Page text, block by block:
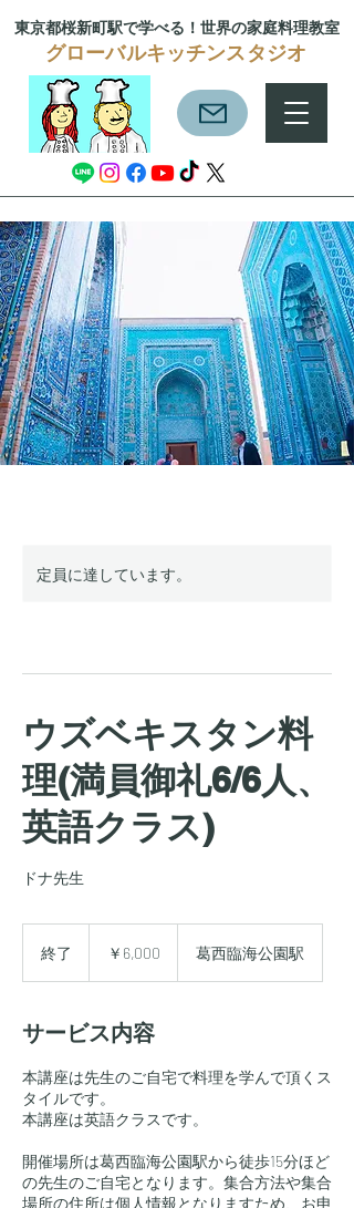
東京都桜新町駅で学べる！ 世界の家庭料理教室
グローバルキッチンスタジオ
定員に達しています。
ウズベキスタン料
理(満員御礼6/6人、
英語クラス)
ドナ先生
終了 ￥6,000 葛西臨海公園駅
サービス内容
本講座は先生のご自宅で料理を学んで頂くス
タイルです。
本講座は英語クラスです。
開催場所は葛西臨海公園駅から徒歩15分ほど
の先生のご自宅となります。集合方法や集合
場所の住所は個人情報となりますため、お申